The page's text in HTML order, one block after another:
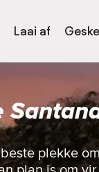
Laai af
plekke